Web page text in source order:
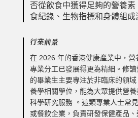
否從飲食中獲得足夠的營養素
食紀錄、生物指標和身體組成
行業前景
在 2026 年的香港健康產業中，營
專業分工已發展得更為精細。修讀
的畢業生主要專注於非臨床的領
養學相關學位，能為大眾提供營
科學研究服務 。這類專業人士常
或餐飲企業，負責研發保健產品